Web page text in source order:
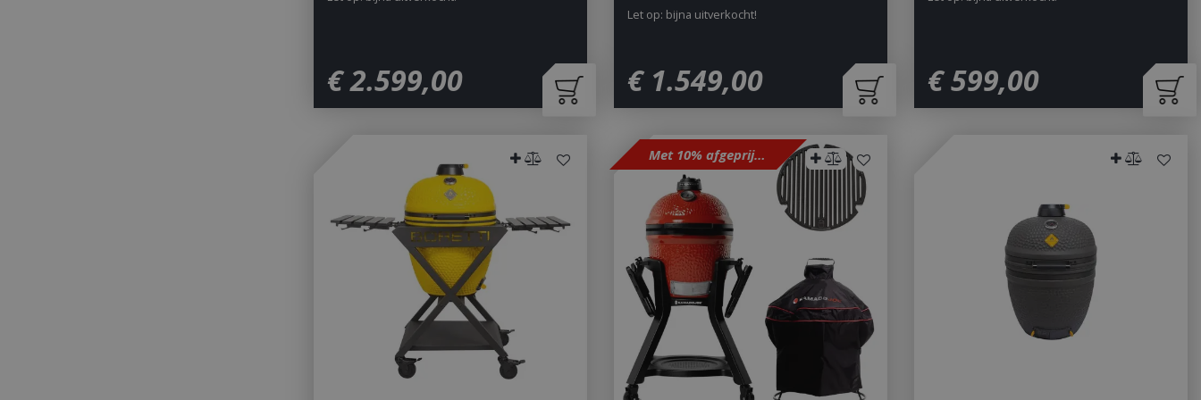
€2.599,00 € 1.549,00
Let op: bijna uitverkocht!
€599,00
Met 10% afgeprijsd
service. This cookie is used to distinguish unique
users by assigning a randomly generated
visitor, session and campaign data for the sites
analytics reports. By default it is set to expire
after 2 years, although this is customisable by
Universal Analytics. This appears to be a new
cookie and as of Spring 2017 no information is
available from Google. It appears to store and
update a unique value for each page visited.
CookieScriptConsent
CookieScript
www.bbqkopen.nl
Deze cookie wordt gebruikt door de Cookie-
Script.com-service om de cookievoorkeuren
van bezoekers te onthouden. De cookie-banner
van Cookie-Script.com is noodzakelijk om
correct te werken.
VISITOR_PRIVACY_METADATA
YouTube
.youtube.com
5 maanden 4
Deze cookie wordt gebruikt om de
toestemming van de gebruiker en
privacykeuzes voor hun interactie met de site
op te slaan. Het registreert gegevens over de
toestemming van de bezoeker met betrekking
tot verschillende privacybeleid en instellingen,
zodat hun voorkeuren worden gerespecteerd
in toekomstige sessies.